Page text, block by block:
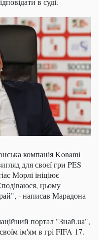
компанія Konami
для своєї гри PES
Морлі ініціює
цьому
- написав Марадона
портал "Знай.ua",
ім'ям в грі FIFA 17.